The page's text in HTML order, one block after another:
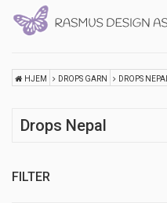
HJEM DROPS GARN DROPS NEPAL
Drops Nepal
FILTER